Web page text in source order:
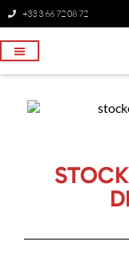
+33 3 66 72 08 72